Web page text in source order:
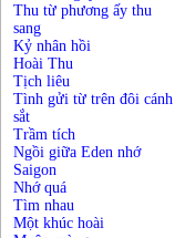
Thu từ phương ấy thu
sang
Kỷ nhân hồi
Hoài Thu
Tịch liêu
Tình gửi từ trên đôi cánh
sắt
Trầm tích
Ngồi giữa Eden nhớ
Saigon
Nhớ quá
Tìm nhau
Một khúc hoài